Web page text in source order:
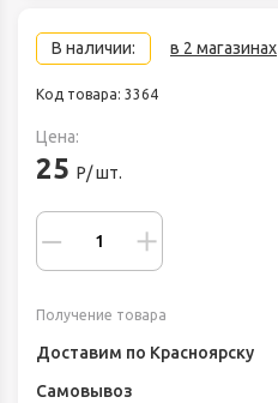
В наличии: в 2 магазинах
Код товара: 3364
Цена:
25 Р/ шт.
Получение товара
Доставим по Красноярску
Самовывоз